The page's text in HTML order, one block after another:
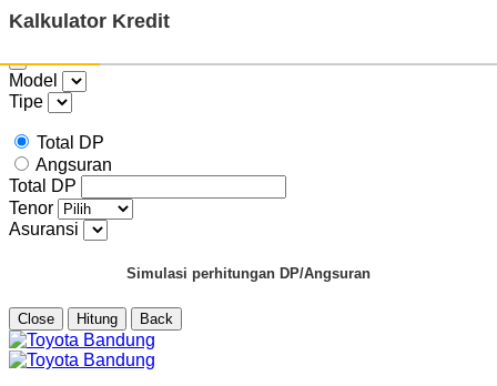
Kalkulator Kredit
Model
Tipe
Total DP
Angsuran
Total DP
Tenor
Asuransi
Simulasi perhitungan DP/Angsuran
Close Hitung Back
Skip
to